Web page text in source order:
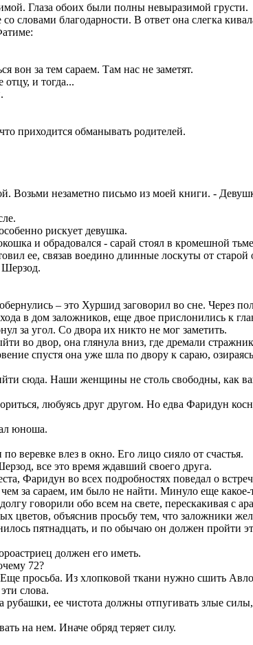
Глаза обоих были полны невыразимой грусти.
словами благодарности. В ответ она слегка
вон за тем сараем. Там нас не заметят.
и тогда...
приходится обманывать родителей.
Возьми незаметно письмо из моей книги. -
рискует девушка.
и обрадовался - сарай стоял в кромешной
ее, связав воедино длинные лоскуты от
Шерзод.
– это Хуршид заговорил во сне. Через
в дом заложников, еще двое прислонились к
за угол. Со двора их никто не мог заметить.
во двор, она глянула вниз, где дремали
спустя она уже шла по двору к сараю,
сюда. Наши женщины не столь свободны, как
любуясь друг другом. Но едва Фаридун
юноша.
веревке влез в окно. Его лицо сияло от счастья.
все это время ждавший своего друга.
Фаридун во всех подробностях поведал о
за сараем, им было не найти. Минуло еще
говорили обо всем на свете, перескакивая с
цветов, объяснив просьбу тем, что заложники
пятнадцать, и по обычаю он должен пройти
должен его иметь.
72?
просьба. Из хлопковой ткани нужно сшить
слова.
ее чистота должны отпугивать злые
на нем. Иначе обряд теряет силу.